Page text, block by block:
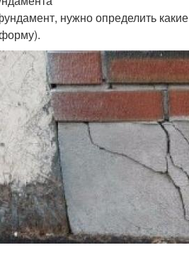
нужно определить